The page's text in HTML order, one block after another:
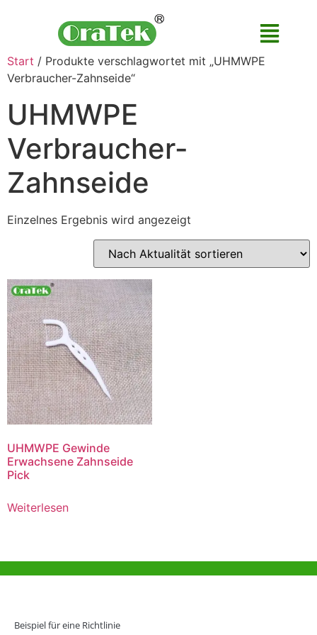
Start / Produkte verschlagwortet mit „UHMWPE
Verbraucher-Zahnseide“
UHMWPE
Verbraucher-
Zahnseide
Einzelnes Ergebnis wird angezeigt
UHMWPE Gewinde
Erwachsene Zahnseide
Pick
Weiterlesen
Beispiel für eine Richtlinie
Büro Hongkong